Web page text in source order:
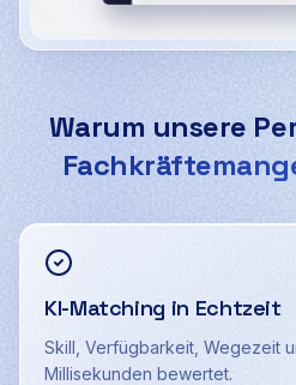
Screenshot des
Warum unsere
KI-Matching in Echtzeit
Skill, Verfügbarkeit, Wegezeit
Millisekunden bewertet.